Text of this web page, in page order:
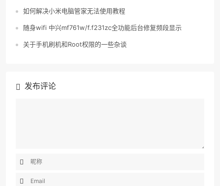
如何解决小米电脑管家无法使用教程
随身wifi 中兴mf761w/f.f231zc全功能后台修复频段显示
关于手机刷机和Root权限的一些杂谈
发布评论